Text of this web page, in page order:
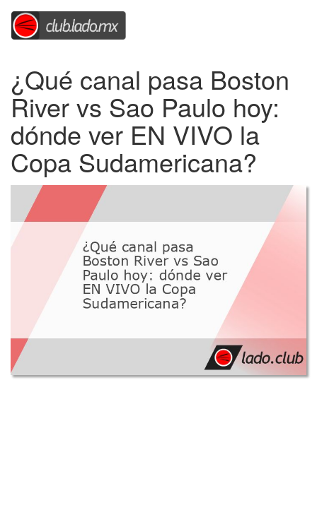
¿Qué canal pasa Boston
River vs Sao Paulo hoy:
dónde ver EN VIVO la
Copa Sudamericana?